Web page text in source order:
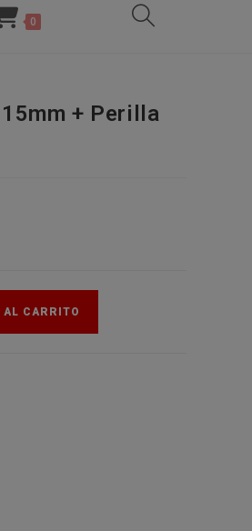
0 Alternar
+ Perilla
AL CARRITO